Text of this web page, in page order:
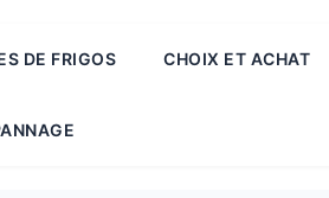
DE FRIGOS CHOIX ET ACHAT